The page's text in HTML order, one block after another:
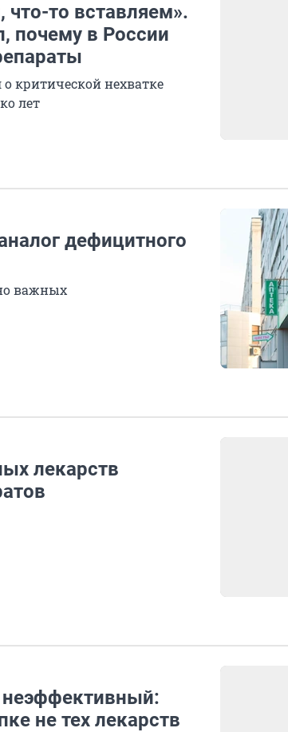
что-то вставляем».
почему в России
критической нехватке
лет
дефицитного
важных
лекарств
неэффективный:
не тех лекарств